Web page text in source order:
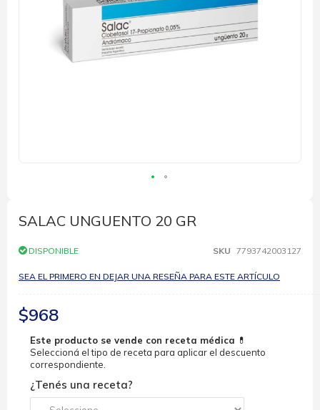
comienzo
de
galería
imágenes
SALAC UNGUENTO 20 GR
DISPONIBLE SKU 7793742003127
SEA EL PRIMERO EN DEJAR UNA RESEÑA PARA ESTE ARTÍCULO
$968
Este producto se vende con receta médica 💊
Seleccioná el tipo de receta para aplicar el descuento
correspondiente.
¿Tenés una receta?